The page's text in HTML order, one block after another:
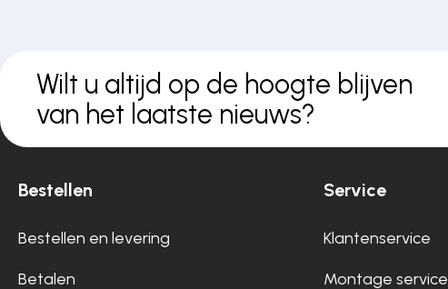
Wilt u altijd op de hoogte blijven
van het laatste nieuws?
Bestellen
Bestellen en levering
Betalen
Service
Klantenservice
Montage service